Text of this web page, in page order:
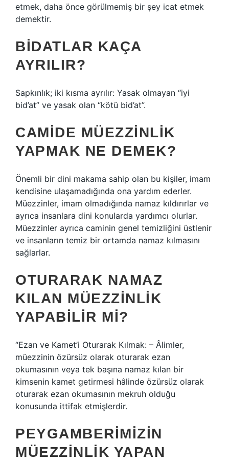
etmek, daha önce görülmemiş bir şey icat etmek
demektir.
BIDATLAR KAÇA
AYRILIR?
Sapkınlık; iki kısma ayrılır: Yasak olmayan “iyi
bid’at” ve yasak olan “kötü bid’at”.
CAMIDE MÜEZZINLIK
YAPMAK NE DEMEK?
Önemli bir dini makama sahip olan bu kişiler, imam
kendisine ulaşamadığında ona yardım ederler.
Müezzinler, imam olmadığında namaz kıldırırlar ve
ayrıca insanlara dini konularda yardımcı olurlar.
Müezzinler ayrıca caminin genel temizliğini üstlenir
ve insanların temiz bir ortamda namaz kılmasını
sağlarlar.
OTURARAK NAMAZ
KILAN MÜEZZINLIK
YAPABILIR MI?
“Ezan ve Kamet’i Oturarak Kılmak: – Âlimler,
müezzinin özürsüz olarak oturarak ezan
okumasının veya tek başına namaz kılan bir
kimsenin kamet getirmesi hâlinde özürsüz olarak
oturarak ezan okumasının mekruh olduğu
konusunda ittifak etmişlerdir.
PEYGAMBERIMIZIN
MÜEZZINLIK YAPAN